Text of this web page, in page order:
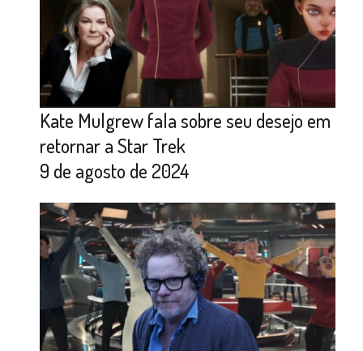
Kate Mulgrew fala sobre seu desejo em
retornar a Star Trek
9 de agosto de 2024